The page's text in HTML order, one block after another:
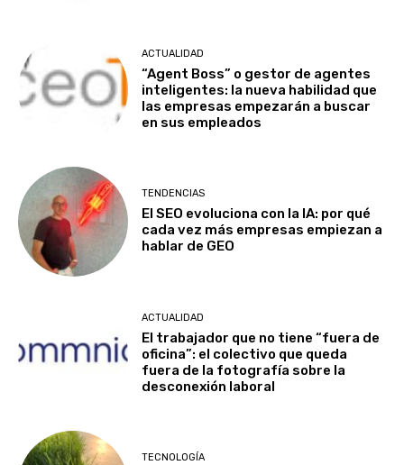
ACTUALIDAD
“Agent Boss” o gestor de agentes
inteligentes: la nueva habilidad que
las empresas empezarán a buscar
en sus empleados
TENDENCIAS
El SEO evoluciona con la IA: por qué
cada vez más empresas empiezan a
hablar de GEO
ACTUALIDAD
El trabajador que no tiene “fuera de
oficina”: el colectivo que queda
fuera de la fotografía sobre la
desconexión laboral
TECNOLOGÍA